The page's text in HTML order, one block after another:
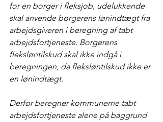
for en borger i fleksjob, udelukkende
skal anvende borgerens lønindtægt fra
arbejdsgiveren i beregning af tabt
arbejdsfortjeneste. Borgerens
fleksløntilskud skal ikke indgå i
beregningen, da fleksløntilskud ikke er
en lønindtægt.
Derfor beregner kommunerne tabt
arbejdsfortjeneste alene på baggrund